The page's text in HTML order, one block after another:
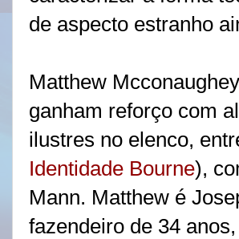
de aspecto estranho
Matthew
ganham reforço com
ilustres no elenco,
Identidade Bourne),
Mann. Matthew é
fazendeiro de 34